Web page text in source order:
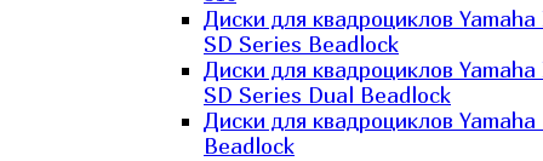
Диски для квадроциклов
SD Series Beadlock
Диски для квадроциклов
SD Series Dual Beadlock
Диски для квадроциклов Yamaha
Beadlock